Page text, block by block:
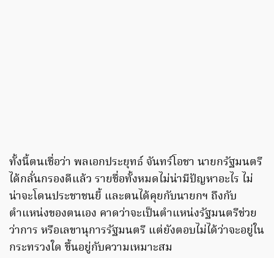
ทั้งนี้ตนเชื่อว่า พลเอกประยุทธ์ จันทร์โอชา นายกรัฐมนตรี
ได้กลั่นกรองดีแล้ว รายชื่อทั้งหมดไม่น่ามีปัญหาอะไร ไม่
น่าจะโดนประชาชนยี้ และตนได้คุยกับนายกฯ ถึงกับ
ตำแหน่งของตนเอง คาดว่าจะเป็นตำแหน่งรัฐมนตรีช่วย
ว่าการ หรือเลขานุการรัฐมนตรี แต่ยังตอบไม่ได้ว่าจะอยู่ใน
กระทรวงใด ขึ้นอยู่กับความเหมาะสม